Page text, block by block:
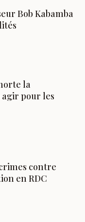
Bob Kabamba
la
pour les
contre
en RDC